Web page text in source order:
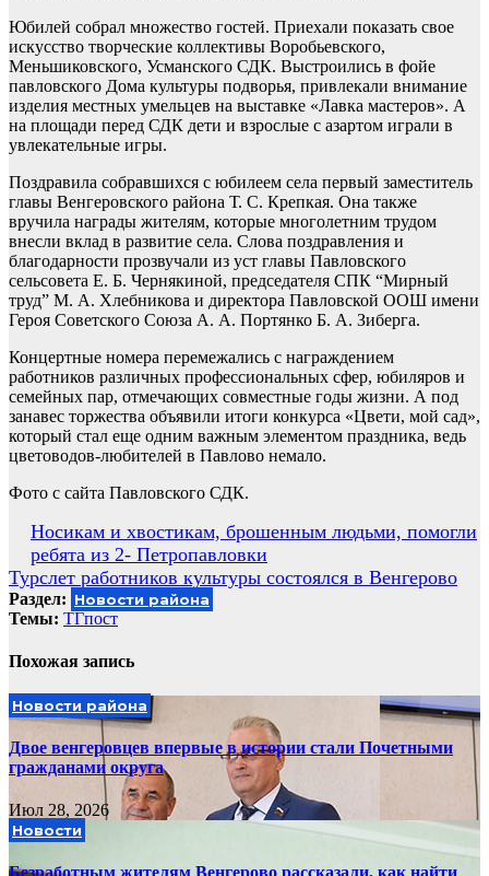
Юбилей собрал множество гостей. Приехали показать свое
искусство творческие коллективы Воробьевского,
Меньшиковского, Усманского СДК. Выстроились в фойе
павловского Дома культуры подворья, привлекали внимание
изделия местных умельцев на выставке «Лавка мастеров». А
на площади перед СДК дети и взрослые с азартом играли в
увлекательные игры.
Поздравила собравшихся с юбилеем села первый заместитель
главы Венгеровского района Т. С. Крепкая. Она также
вручила награды жителям, которые многолетним трудом
внесли вклад в развитие села. Слова поздравления и
благодарности прозвучали из уст главы Павловского
сельсовета Е. Б. Чернякиной, председателя СПК “Мирный
труд” М. А. Хлебникова и директора Павловской ООШ имени
Героя Советского Союза А. А. Портянко Б. А. Зиберга.
Концертные номера перемежались с награждением
работников различных профессиональных сфер, юбиляров и
семейных пар, отмечающих совместные годы жизни. А под
занавес торжества объявили итоги конкурса «Цвети, мой сад»,
который стал еще одним важным элементом праздника, ведь
цветоводов-любителей в Павлово немало.
Фото с сайта Павловского СДК.
Навигация
по
записям
Носикам и хвостикам, брошенным людьми, помогли
ребята из 2- Петропавловки
Турслет работников культуры состоялся в Венгерово
Раздел: Новости района
Темы: ТГпост
Похожая запись
Новости района
Двое венгеровцев впервые в истории стали Почетными
гражданами округа
Июл 28, 2026
Новости